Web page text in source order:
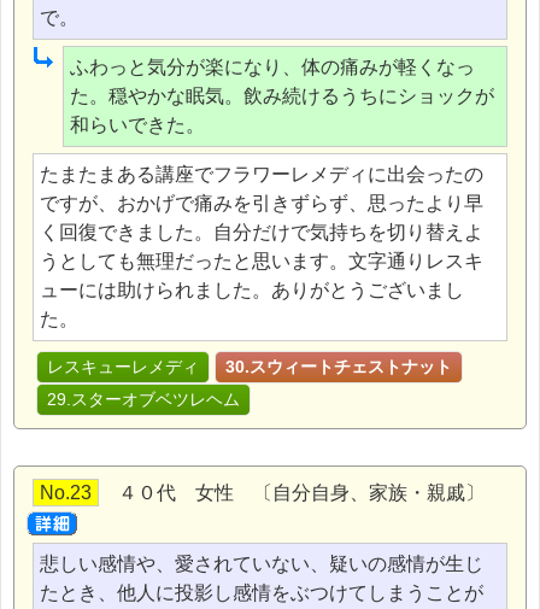
で。
ふわっと気分が楽になり、体の痛みが軽くなっ
た。穏やかな眠気。飲み続けるうちにショックが
和らいできた。
たまたまある講座でフラワーレメディに出会ったの
ですが、おかげで痛みを引きずらず、思ったより早
く回復できました。自分だけで気持ちを切り替えよ
うとしても無理だったと思います。文字通りレスキ
ューには助けられました。ありがとうございまし
た。
レスキューレメディ
30.スウィートチェストナット
29.スターオブベツレヘム
No.23 ４０代 女性 〔自分自身、家族・親戚〕
悲しい感情や、愛されていない、疑いの感情が生じ
たとき、他人に投影し感情をぶつけてしまうことが